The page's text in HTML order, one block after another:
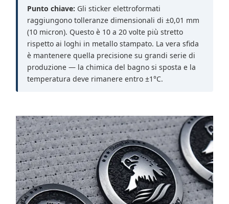
Punto chiave: Gli sticker elettroformati
raggiungono tolleranze dimensionali di ±0,01 mm
(10 micron). Questo è 10 a 20 volte più stretto
rispetto ai loghi in metallo stampato. La vera sfida
è mantenere quella precisione su grandi serie di
produzione — la chimica del bagno si sposta e la
temperatura deve rimanere entro ±1°C.